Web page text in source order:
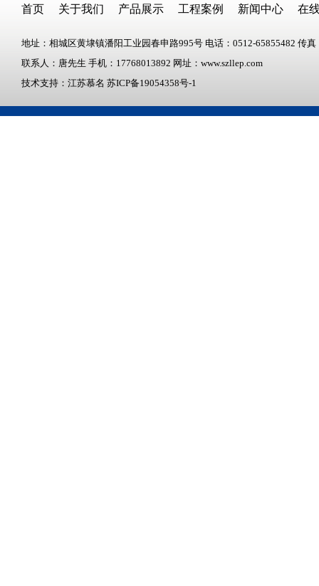
首页 关于我们 产品展示 工程案例 新闻中心 在
地址：相城区黄埭镇潘阳工业园春申路995号 电话：0512-65855482 传真
联系人：唐先生 手机：17768013892 网址：www.szllep.com
技术支持：江苏慕名 苏ICP备19054358号-1